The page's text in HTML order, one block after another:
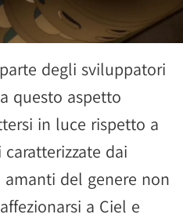
degli sviluppatori
questo aspetto
in luce rispetto a
dai
del genere non
a Ciel e